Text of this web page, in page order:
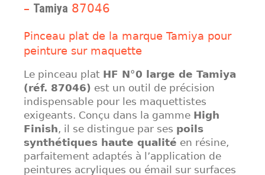
– Tamiya 87046
Pinceau plat de la marque Tamiya pour
peinture sur maquette
Le pinceau plat HF N°0 large de Tamiya
(réf. 87046) est un outil de précision
indispensable pour les maquettistes
exigeants. Conçu dans la gamme High
Finish, il se distingue par ses poils
synthétiques haute qualité en résine,
parfaitement adaptés à l’application de
peintures acryliques ou émail sur surfaces